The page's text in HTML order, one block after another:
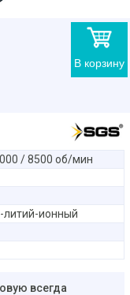
В корзину
/ 8500 об/мин
литий-ионный
всегда